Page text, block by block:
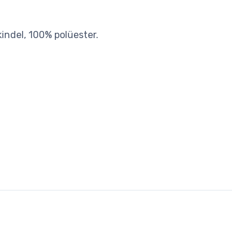
100% polüester.